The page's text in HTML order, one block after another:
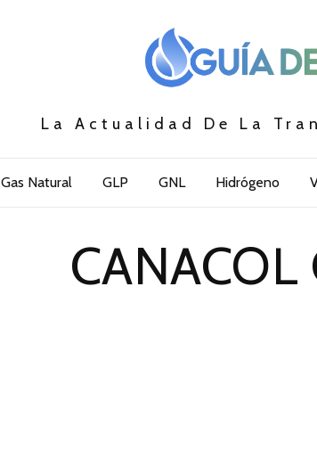
La Actualidad De La
Gas Natural GLP GNL Hidrógeno
CANACOL